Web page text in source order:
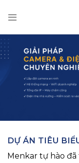
đến
dung
DỰ ÁN TIÊU
Menkar tự hào